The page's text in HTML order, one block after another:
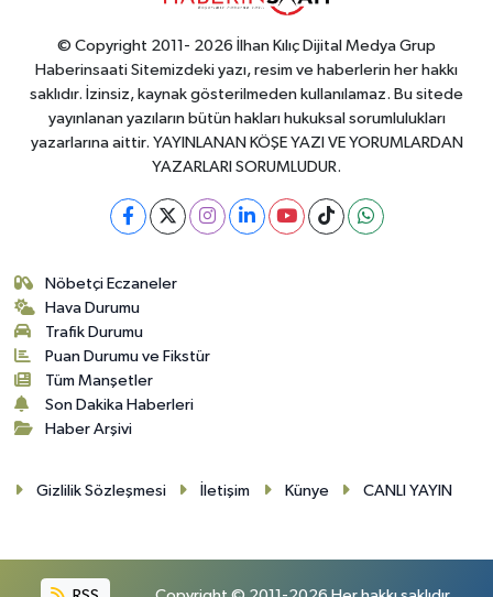
© Copyright 2011- 2026 İlhan Kılıç Dijital Medya Grup
Haberinsaati Sitemizdeki yazı, resim ve haberlerin her hakkı
saklıdır. İzinsiz, kaynak gösterilmeden kullanılamaz. Bu sitede
yayınlanan yazıların bütün hakları hukuksal sorumlulukları
yazarlarına aittir. YAYINLANAN KÖŞE YAZI VE YORUMLARDAN
YAZARLARI SORUMLUDUR.
Nöbetçi Eczaneler
Hava Durumu
Trafik Durumu
Puan Durumu ve Fikstür
Tüm Manşetler
Son Dakika Haberleri
Haber Arşivi
Gizlilik Sözleşmesi İletişim Künye CANLI YAYIN